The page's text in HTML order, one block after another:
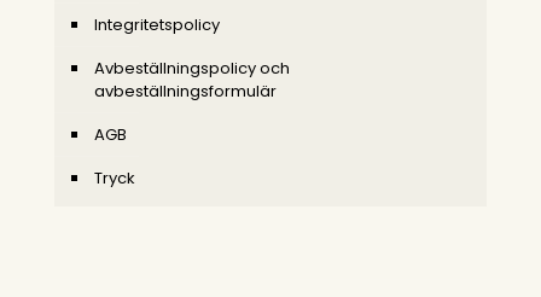
Integritetspolicy
Avbeställningspolicy och
avbeställningsformulär
AGB
Tryck